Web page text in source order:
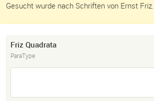
Gesucht wurde nach Schriften von Ernst Friz.
Friz Quadrata
ParaType